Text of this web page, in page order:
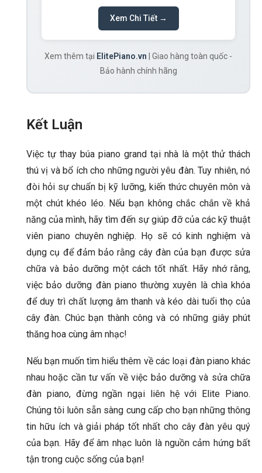
Xem Chi Tiết →
Xem thêm tại ElitePiano.vn | Giao hàng toàn quốc -
Bảo hành chính hãng
Kết Luận
Việc tự thay búa piano grand tại nhà là một thử thách
thú vị và bổ ích cho những người yêu đàn. Tuy nhiên, nó
đòi hỏi sự chuẩn bị kỹ lưỡng, kiến thức chuyên môn và
một chút khéo léo. Nếu bạn không chắc chắn về khả
năng của mình, hãy tìm đến sự giúp đỡ của các kỹ thuật
viên piano chuyên nghiệp. Họ sẽ có kinh nghiệm và
dụng cụ để đảm bảo rằng cây đàn của bạn được sửa
chữa và bảo dưỡng một cách tốt nhất. Hãy nhớ rằng,
việc bảo dưỡng đàn piano thường xuyên là chìa khóa
để duy trì chất lượng âm thanh và kéo dài tuổi thọ của
cây đàn. Chúc bạn thành công và có những giây phút
thăng hoa cùng âm nhạc!
Nếu bạn muốn tìm hiểu thêm về các loại đàn piano khác
nhau hoặc cần tư vấn về việc bảo dưỡng và sửa chữa
đàn piano, đừng ngần ngại liên hệ với Elite Piano.
Chúng tôi luôn sẵn sàng cung cấp cho bạn những thông
tin hữu ích và giải pháp tốt nhất cho cây đàn yêu quý
của bạn. Hãy để âm nhạc luôn là nguồn cảm hứng bất
tận trong cuộc sống của bạn!